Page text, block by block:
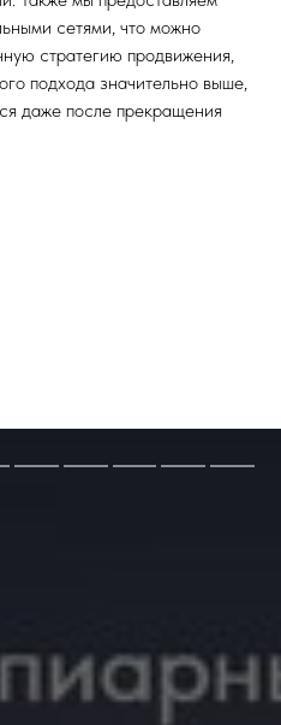
сетями, что можно
стратегию продвижения,
подхода значительно выше,
даже после прекращения